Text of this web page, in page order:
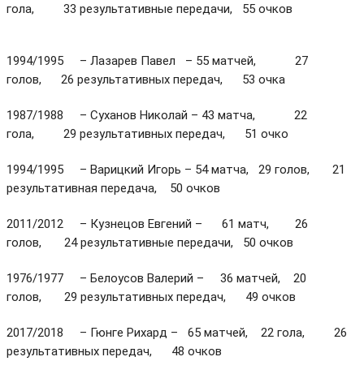
гола, 33 результативные передачи, 55 очков
1994/1995 – Лазарев Павел – 55 матчей, 27
голов, 26 результативных передач, 53 очка
1987/1988 – Суханов Николай – 43 матча, 22
гола, 29 результативных передач, 51 очко
1994/1995 – Варицкий Игорь – 54 матча, 29 голов, 21
результативная передача, 50 очков
2011/2012 – Кузнецов Евгений – 61 матч, 26
голов, 24 результативные передачи, 50 очков
1976/1977 – Белоусов Валерий – 36 матчей, 20
голов, 29 результативных передач, 49 очков
2017/2018 – Гюнге Рихард – 65 матчей, 22 гола, 26
результативных передач, 48 очков